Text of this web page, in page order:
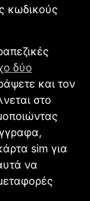
κωδικούς
δύο
και τον
στο
sim για
να